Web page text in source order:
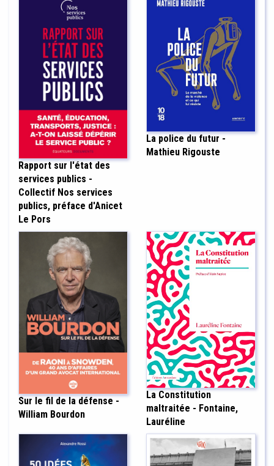
Rapport sur l'état des
services publics -
Collectif Nos services
publics, préface d'Anicet
Le Pors
La police du futur -
Mathieu Rigouste
Sur le fil de la défense -
William Bourdon
La Constitution
maltraitée - Fontaine,
Lauréline